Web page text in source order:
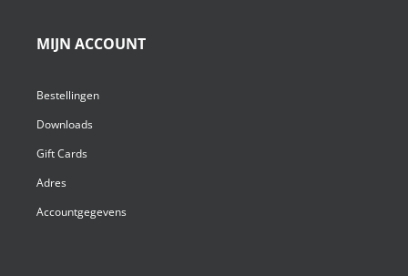
MIJN ACCOUNT
Bestellingen
Downloads
Gift Cards
Adres
Accountgegevens